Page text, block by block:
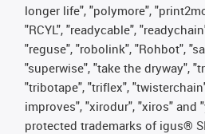
longer life", "polymore",
"RCYL", "readycable",
"reguse", "robolink", "Rohbot",
"superwise", "take the dryway",
"tribotape", "triflex",
improves", "xirodur", "xiros" and
protected trademarks of igus®